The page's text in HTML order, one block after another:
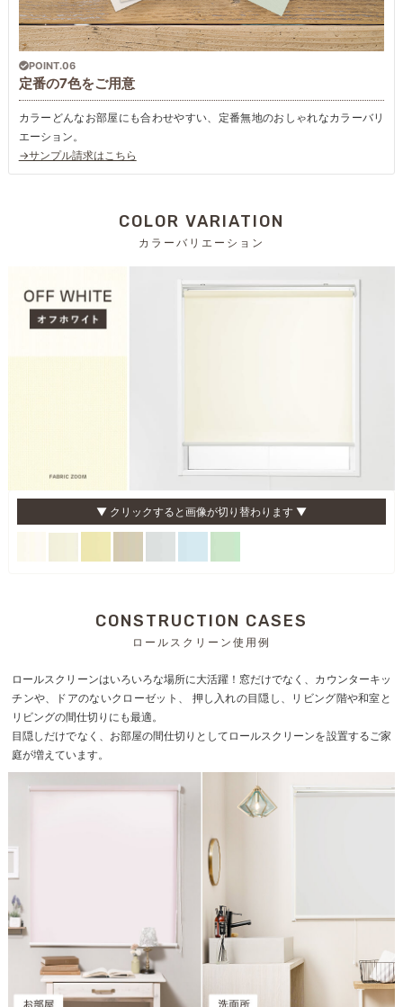
POINT.06
定番の7色をご用意
カラーどんなお部屋にも合わせやすい、定番無地のおしゃれなカラーバリ
エーション。
→サンプル請求はこちら
COLOR VARIATION
カラーバリエーション
▼ クリックすると画像が切り替わります ▼
CONSTRUCTION CASES
ロールスクリーン使用例
ロールスクリーンはいろいろな場所に大活躍！窓だけでなく、カウンターキッ
チンや、ドアのないクローゼット、 押し入れの目隠し、リビング階や和室と
リビングの間仕切りにも最適。
目隠しだけでなく、お部屋の間仕切りとしてロールスクリーンを設置するご家
庭が増えています。